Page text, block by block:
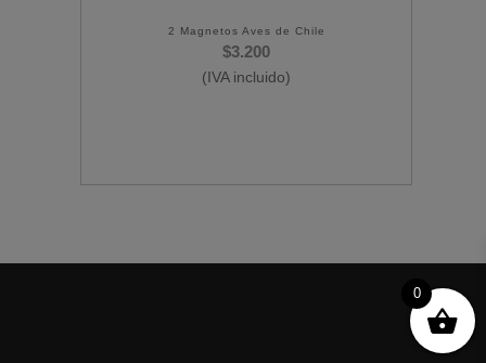
2 Magnetos Aves de Chile
$3.200
(IVA incluido)
0